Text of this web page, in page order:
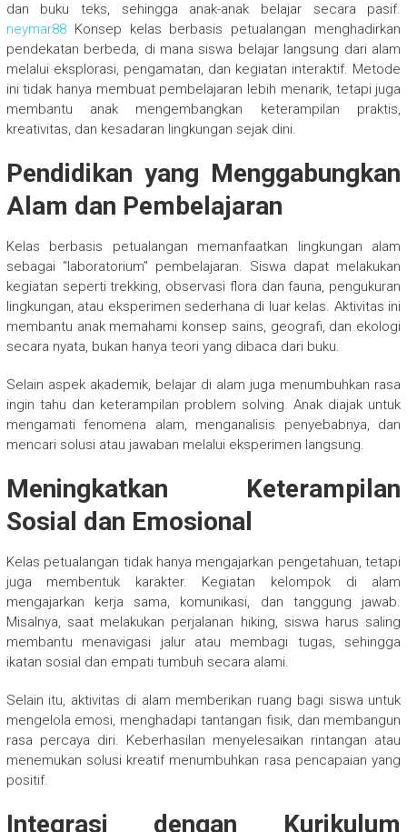
dan buku teks, sehingga anak-anak belajar secara pasif.
neymar88Konsep kelas berbasis petualangan menghadirkan
pendekatan berbeda, di mana siswa belajar langsung dari alam
melalui eksplorasi, pengamatan, dan kegiatan interaktif. Metode
ini tidak hanya membuat pembelajaran lebih menarik, tetapi juga
membantu anak mengembangkan keterampilan praktis,
kreativitas, dan kesadaran lingkungan sejak dini.
Pendidikan yang Menggabungkan
Alam dan Pembelajaran
Kelas berbasis petualangan memanfaatkan lingkungan alam
sebagai “laboratorium” pembelajaran. Siswa dapat melakukan
kegiatan seperti trekking, observasi flora dan fauna, pengukuran
lingkungan, atau eksperimen sederhana di luar kelas. Aktivitas ini
membantu anak memahami konsep sains, geografi, dan ekologi
secara nyata, bukan hanya teori yang dibaca dari buku.
Selain aspek akademik, belajar di alam juga menumbuhkan rasa
ingin tahu dan keterampilan problem solving. Anak diajak untuk
mengamati fenomena alam, menganalisis penyebabnya, dan
mencari solusi atau jawaban melalui eksperimen langsung.
Meningkatkan Keterampilan
Sosial dan Emosional
Kelas petualangan tidak hanya mengajarkan pengetahuan, tetapi
juga membentuk karakter. Kegiatan kelompok di alam
mengajarkan kerja sama, komunikasi, dan tanggung jawab.
Misalnya, saat melakukan perjalanan hiking, siswa harus saling
membantu menavigasi jalur atau membagi tugas, sehingga
ikatan sosial dan empati tumbuh secara alami.
Selain itu, aktivitas di alam memberikan ruang bagi siswa untuk
mengelola emosi, menghadapi tantangan fisik, dan membangun
rasa percaya diri. Keberhasilan menyelesaikan rintangan atau
menemukan solusi kreatif menumbuhkan rasa pencapaian yang
positif.
Integrasi dengan Kurikulum